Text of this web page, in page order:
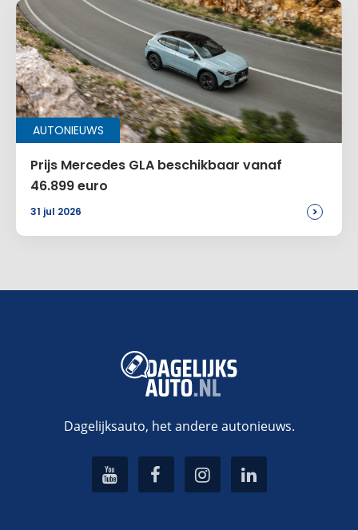
AUTONIEUWS
Prijs Mercedes GLA beschikbaar vanaf
46.899 euro
31 jul 2026 >
Dagelijksauto, het andere autonieuws.